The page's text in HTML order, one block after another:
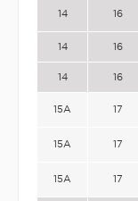
14 16
14 16
14 16
15A 17
15A 17
15A 17